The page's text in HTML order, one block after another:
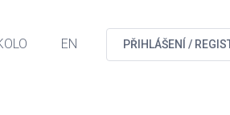
EN PŘIHLÁŠENÍ /